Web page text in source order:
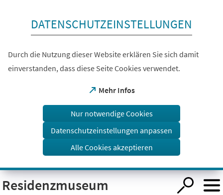
Visuelle
Assistenzsoftware
öffnen.
DATENSCHUTZEINSTELLUNGEN
Durch die Nutzung dieser Website erklären Sie sich damit
einverstanden, dass diese Seite Cookies verwendet.
Mehr Infos
(Öffnet
einem
Tab)
Nur notwendige Cookies
Datenschutzeinstellungen anpassen
Alle Cookies akzeptieren
Residenzmuseum